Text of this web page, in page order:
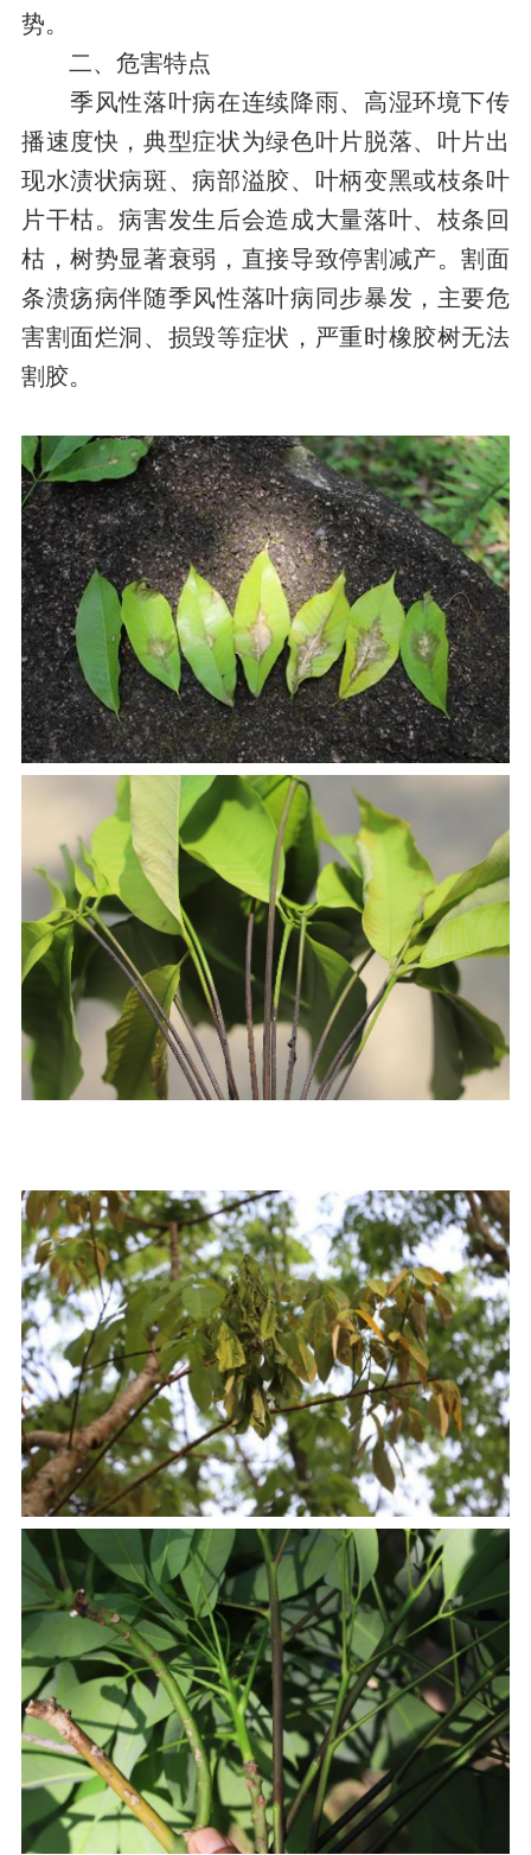
势。
二、危害特点
季风性落叶病在连续降雨、高湿环境下传
播速度快，典型症状为绿色叶片脱落、叶片出
现水渍状病斑、病部溢胶、叶柄变黑或枝条叶
片干枯。病害发生后会造成大量落叶、枝条回
枯，树势显著衰弱，直接导致停割减产。割面
条溃疡病伴随季风性落叶病同步暴发，主要危
害割面烂洞、损毁等症状，严重时橡胶树无法
割胶。